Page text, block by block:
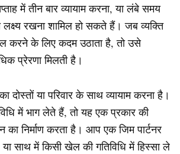
में तीन बार व्यायाम करना, या लंबे समय
रखना शामिल हो सकते हैं। जब व्यक्ति
करने के लिए कदम उठाता है, तो उसे
प्रेरणा मिलती है।
दोस्तों या परिवार के साथ व्यायाम करना है।
में भाग लेते हैं, तो यह एक प्रकार की
का निर्माण करता है। आप एक जिम पार्टनर
साथ में किसी खेल की गतिविधि में हिस्सा ले